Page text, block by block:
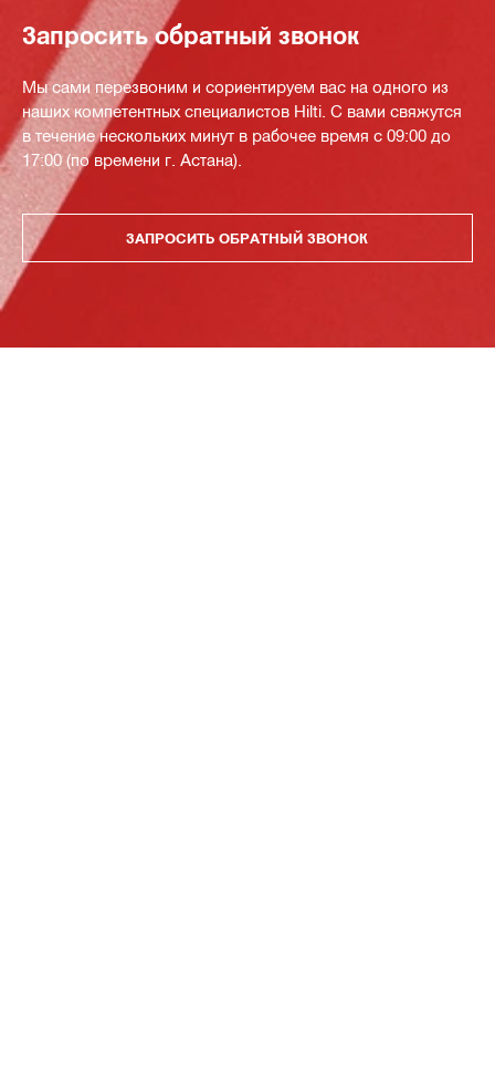
Запросить обратный звонок
Мы сами перезвоним и сориентируем вас на одного из
наших компетентных специалистов Hilti. С вами свяжутся
в течение нескольких минут в рабочее время с 09:00 до
17:00 (по времени г. Астана).
ЗАПРОСИТЬ ОБРАТНЫЙ ЗВОНОК